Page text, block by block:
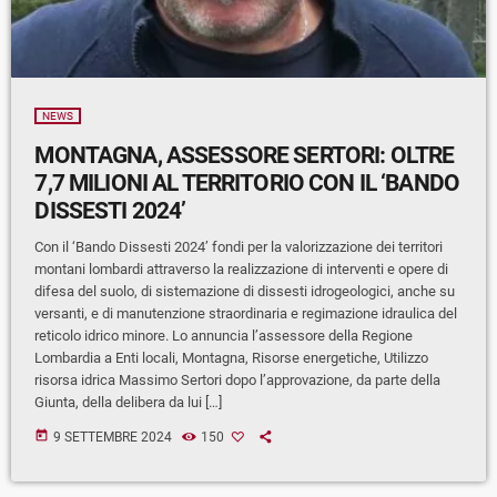
NEWS
MONTAGNA, ASSESSORE SERTORI: OLTRE
7,7 MILIONI AL TERRITORIO CON IL ‘BANDO
DISSESTI 2024’
Con il ‘Bando Dissesti 2024’ fondi per la valorizzazione dei territori
montani lombardi attraverso la realizzazione di interventi e opere di
difesa del suolo, di sistemazione di dissesti idrogeologici, anche su
versanti, e di manutenzione straordinaria e regimazione idraulica del
reticolo idrico minore. Lo annuncia l’assessore della Regione
Lombardia a Enti locali, Montagna, Risorse energetiche, Utilizzo
risorsa idrica Massimo Sertori dopo l’approvazione, da parte della
Giunta, della delibera da lui […]
today 9 SETTEMBRE 2024 150